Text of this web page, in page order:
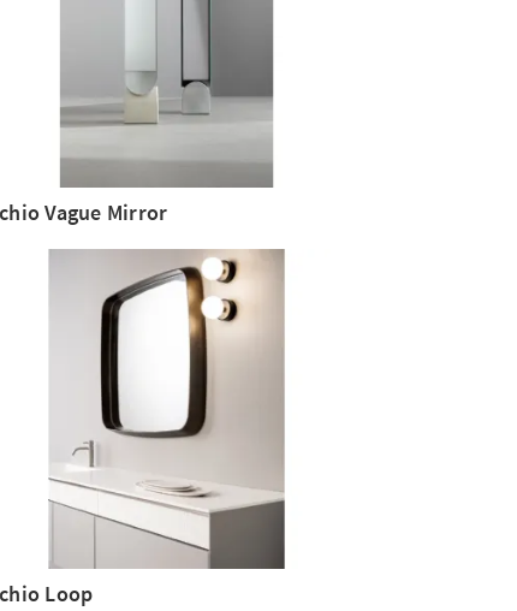
Vague Mirror
Loop